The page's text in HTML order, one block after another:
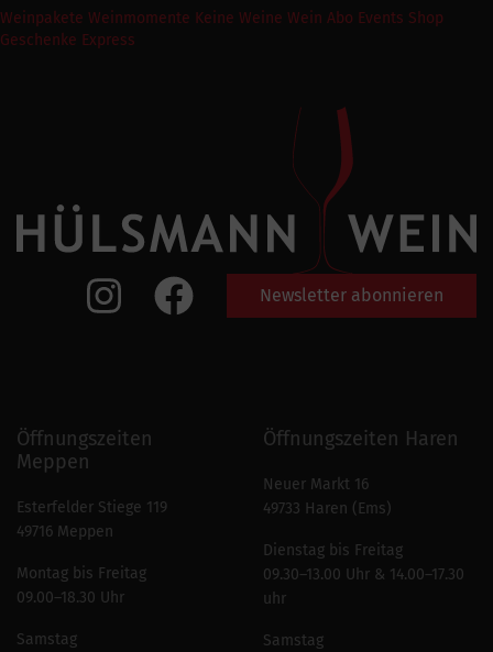
Weinpakete Weinmomente Keine Weine Wein Abo Events Shop
Geschenke Express
Newsletter abonnieren
Öffnungszeiten
Meppen
Esterfelder Stiege 119
49716 Meppen
Montag bis Freitag
09.00–18.30 Uhr
Samstag
Öffnungszeiten Haren
Neuer Markt 16
49733 Haren (Ems)
Dienstag bis Freitag
09.30–13.00 Uhr & 14.00–17.30
uhr
Samstag